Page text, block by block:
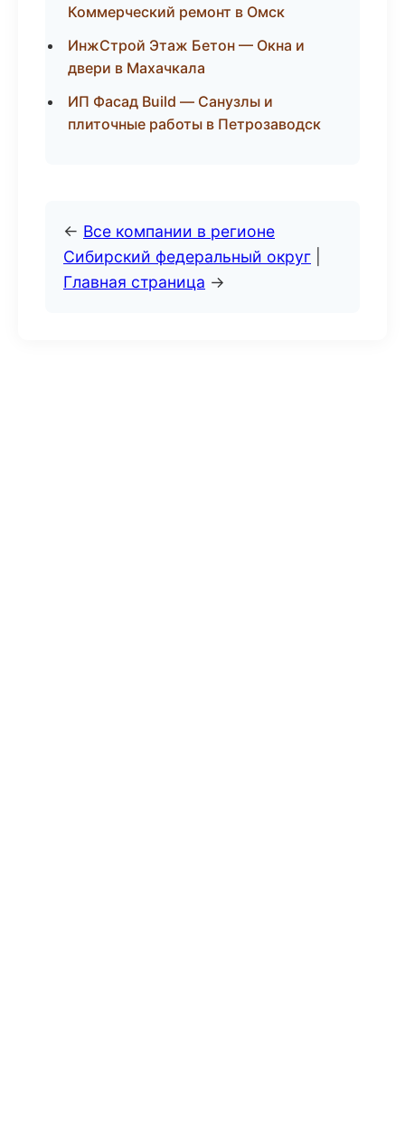
Коммерческий ремонт в Омск
ИнжСтрой Этаж Бетон — Окна и
двери в Махачкала
ИП Фасад Build — Санузлы и
плиточные работы в Петрозаводск
← Все компании в регионе
Сибирский федеральный округ
Главная страница →